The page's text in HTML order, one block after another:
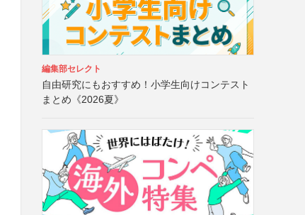
編集部セレクト
自由研究にもおすすめ！小学生向けコンテスト
まとめ《2026夏》